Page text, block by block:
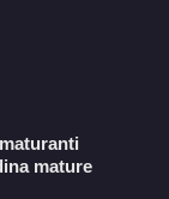
mature